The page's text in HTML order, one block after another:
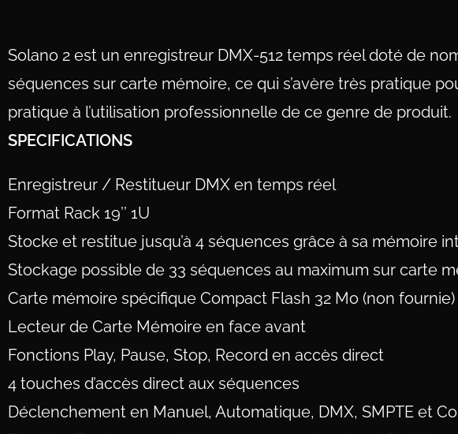
Solano 2 est un enregistreur DMX-512 temps réel doté de
séquences sur carte mémoire, ce qui s’avère très pratique
pratique à l’utilisation professionnelle de ce genre de produit.
SPECIFICATIONS
Enregistreur / Restitueur DMX en temps réel
Format Rack 19’’ 1U
Stocke et restitue jusqu’à 4 séquences grâce à sa mémoire
Stockage possible de 33 séquences au maximum sur carte
Carte mémoire spécifique Compact Flash 32 Mo (non fournie)
Lecteur de Carte Mémoire en face avant
Fonctions Play, Pause, Stop, Record en accès direct
4 touches d’accès direct aux séquences
Déclenchement en Manuel, Automatique, DMX, SMPTE et